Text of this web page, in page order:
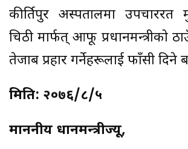
कीर्तिपुर अस्पतालमा
चिठी मार्फत् आफू प्रधानमन्त्रीको
तेजाब प्रहार गर्नेहरूलाई फाँसी दिने
मिति: २०७६/८/५
माननीय प्रधानमन्त्रीज्यू,